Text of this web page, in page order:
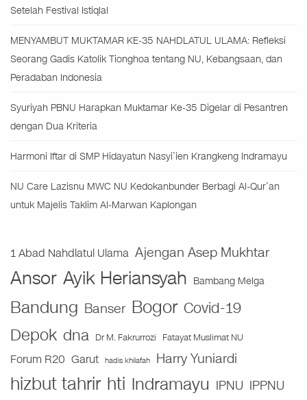
Setelah Festival Istiqlal
MENYAMBUT MUKTAMAR KE-35 NAHDLATUL ULAMA: Refleksi
Seorang Gadis Katolik Tionghoa tentang NU, Kebangsaan, dan
Peradaban Indonesia
Syuriyah PBNU Harapkan Muktamar Ke-35 Digelar di Pesantren
dengan Dua Kriteria
Harmoni Iftar di SMP Hidayatun Nasyi’ien Krangkeng Indramayu
NU Care Lazisnu MWC NU Kedokanbunder Berbagi Al-Qur’an
untuk Majelis Taklim Al-Marwan Kaplongan
1 Abad Nahdlatul Ulama Ajengan Asep Mukhtar
Ansor Ayik Heriansyah Bambang Melga
Bandung Banser Bogor Covid-19
Depok dna Dr M. Fakrurrozi Fatayat Muslimat NU
Forum R20 Garut hadis khilafah Harry Yuniardi
hizbut tahrir hti Indramayu IPNU IPPNU